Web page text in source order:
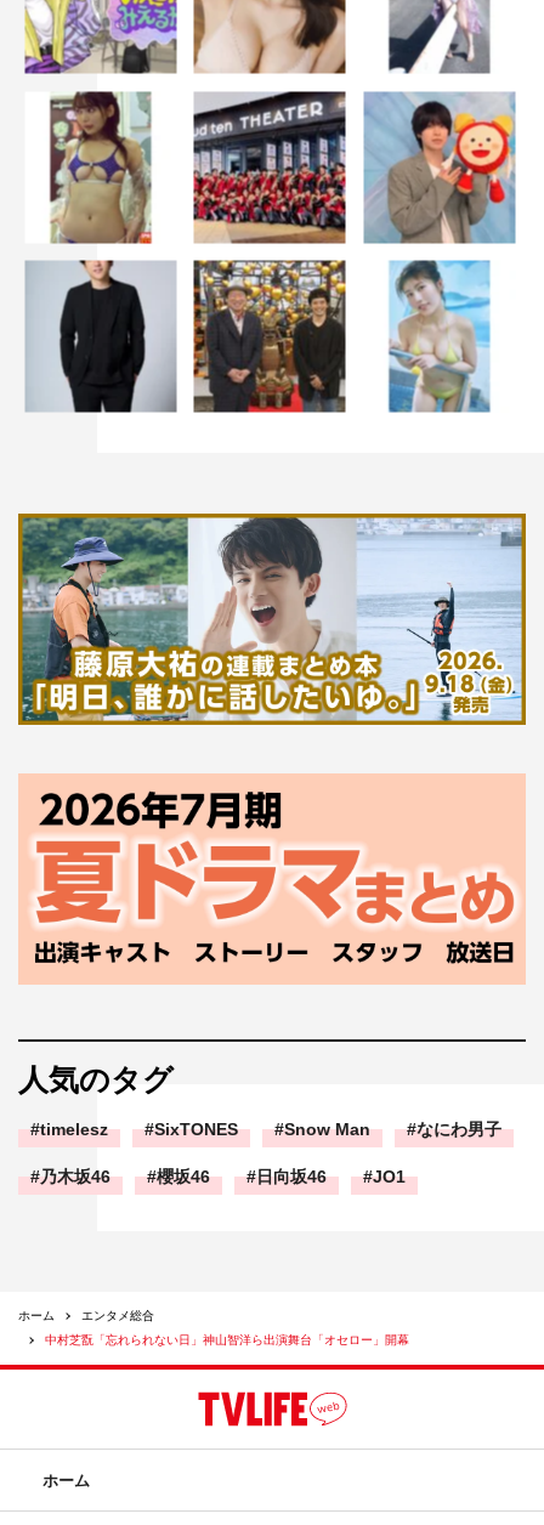
人気のタグ
timelesz SixTONES Snow Man なにわ男子
乃木坂46 櫻坂46 日向坂46 JO1
ホーム
エンタメ総合
中村芝翫「忘れられない日」神山智洋ら出演舞台「オセロー」開幕
ホーム